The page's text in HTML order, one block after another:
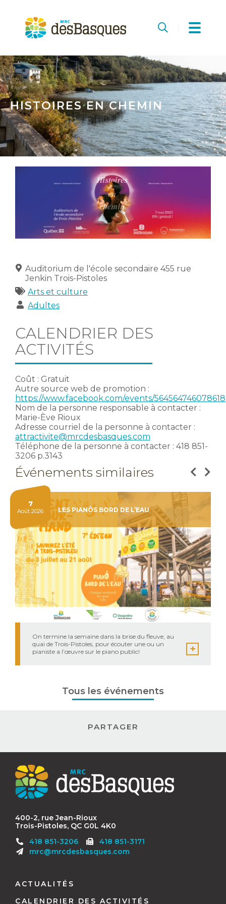
des
Basques
Recherche
HISTOIRES EN CHEMIN
LieuAuditorium de l'école secondaire 455 rue
Jenkin Trois-Pistoles
Catégories
Arts et culture
Publics
Adultes
CALENDRIER DES
ACTIVITÉS
Coût : Gratuit
Autre source web de promotion :
https://www.facebook.com/events/564564746078618
Nom de la personne responsable à contacter :
Marie-Ève Rioux
Adresse courriel de la personne à contacter :
attractivite@mrcdesbasques.com
Téléphone de la personne à contacter : 418 851-
3206 p.3143
Événements similaires
LES PIANÔS BORD DE L’EAU
7
Août 2026
On termine la semaine dans la brise du fleuve, au
quai de Trois-Pistoles, pour écouter une ou un
pianiste a l’œuvre sur le piano public!
Tous les événements
PARTAGER
Contact
MRC
des
Basques
400-2, rue Jean-Rioux
Trois-Pistoles, QC G0L 4K0
418 851-3206
Télécopieur
:
418 851-3171
mrc@mrcdesbasques.com
pied
de
ACTUALITÉS
CALENDRIER DES ACTIVITÉS